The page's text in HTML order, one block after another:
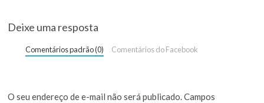
Deixe uma resposta
Comentários padrão (0) Comentários do Facebook
O seu endereço de e-mail não será publicado.Campos